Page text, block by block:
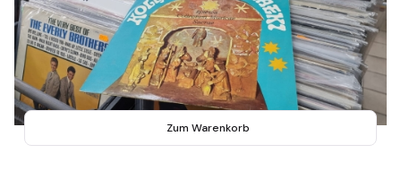
Zum Warenkorb